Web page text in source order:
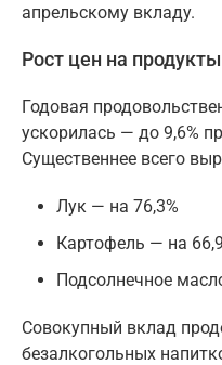
апрельскому вкладу.
Рост цен на
Годовая
ускорилась — до 9,6%
Существеннее всего
Лук — на 76,3%
Картофель — на
Подсолнечное
Совокупный вклад
безалкогольных